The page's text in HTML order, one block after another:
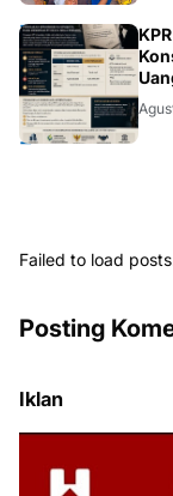
HUKUM.DAERAH
Failed to load
Posting
Iklan